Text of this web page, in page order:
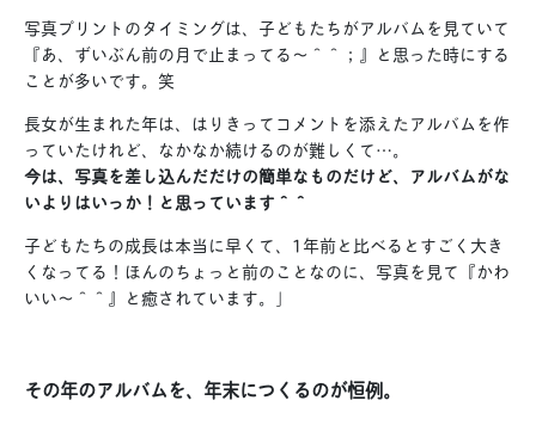
写真プリントのタイミングは、子どもたちがアルバムを見ていて
『あ、ずいぶん前の月で止まってる〜＾＾；』と思った時にする
ことが多いです。笑
長女が生まれた年は、はりきってコメントを添えたアルバムを作
っていたけれど、なかなか続けるのが難しくて…。
今は、写真を差し込んだだけの簡単なものだけど、 アルバムがな
いよりはいっか！と思っています＾＾
子どもたちの成長は本当に早くて、1年前と比べるとすごく大き
くなってる！ほんのちょっと前のことなのに、写真を見て『かわ
いい〜＾＾』と癒されています。」
その年のアルバムを、年末につくるのが恒例。